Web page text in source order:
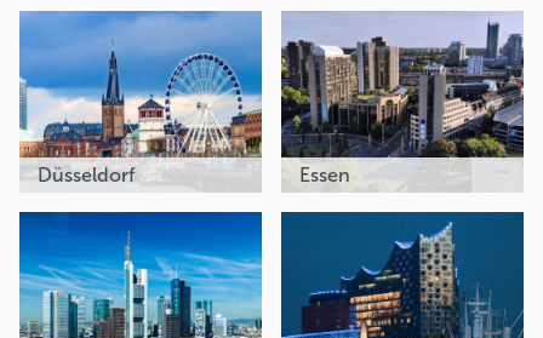
Düsseldorf Essen